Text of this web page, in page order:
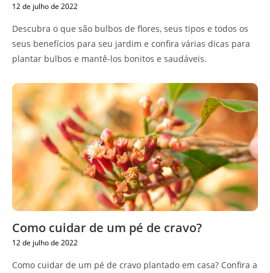
12 de julho de 2022
Descubra o que são bulbos de flores, seus tipos e todos os
seus benefícios para seu jardim e confira várias dicas para
plantar bulbos e mantê-los bonitos e saudáveis.
Como cuidar de um pé de cravo?
12 de julho de 2022
Como cuidar de um pé de cravo plantado em casa? Confira a